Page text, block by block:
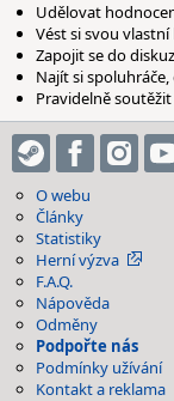
Udělovat
Vést si svou
Zapojit se do
Najít si
Pravidelně
O webu
Články
Statistiky
Herní výzva
F.A.Q.
Nápověda
Odměny
Podpořte nás
Podmínky užívání
Kontakt a reklama